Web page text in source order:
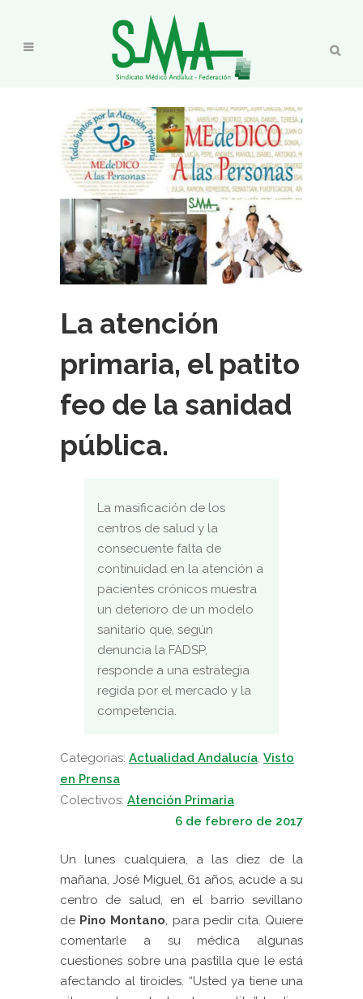
La atención
primaria, el patito
feo de la sanidad
pública.
La masificación de los
centros de salud y la
consecuente falta de
continuidad en la atención a
pacientes crónicos muestra
un deterioro de un modelo
sanitario que, según
denuncia la FADSP,
responde a una estrategia
regida por el mercado y la
competencia.
Categorias: Actualidad Andalucía, Visto
en Prensa
Colectivos: Atención Primaria
6 de febrero de 2017
Un lunes cualquiera, a las diez de la
mañana, José Miguel, 61 años, acude a su
centro de salud, en el barrio sevillano
de Pino Montano, para pedir cita. Quiere
comentarle a su médica algunas
cuestiones sobre una pastilla que le está
afectando al tiroides. “Usted ya tiene una